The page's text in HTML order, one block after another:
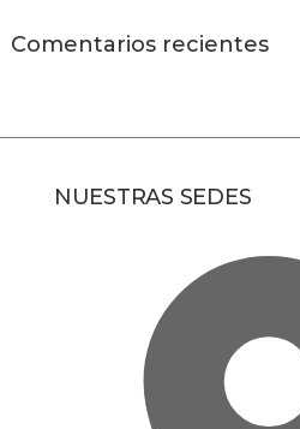
Comentarios recientes
NUESTRAS SEDES